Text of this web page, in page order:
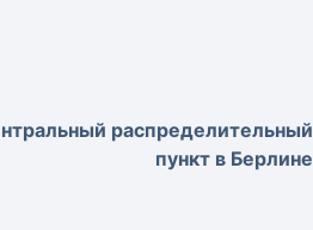
распределительный
пункт в Берлине